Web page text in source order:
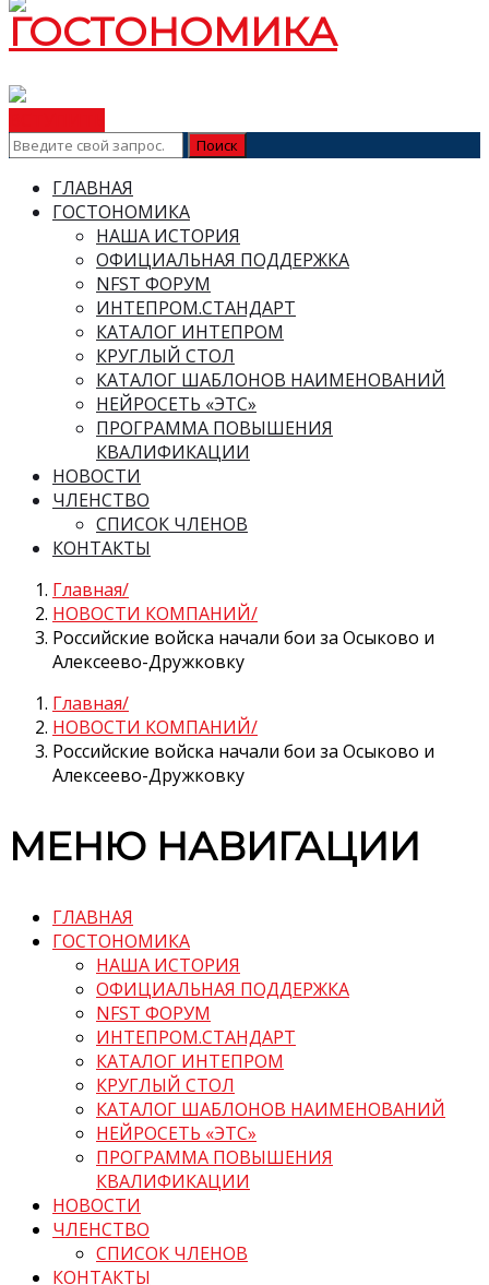
ГЛАВНАЯ
ГОСТОНОМИКА
НАША ИСТОРИЯ
ОФИЦИАЛЬНАЯ ПОДДЕРЖКА
NFST ФОРУМ
ИНТЕПРОМ.СТАНДАРТ
КАТАЛОГ ИНТЕПРОМ
КРУГЛЫЙ СТОЛ
КАТАЛОГ ШАБЛОНОВ НАИМЕНОВАНИЙ
НЕЙРОСЕТЬ «ЭТС»
ПРОГРАММА ПОВЫШЕНИЯ
КВАЛИФИКАЦИИ
НОВОСТИ
ЧЛЕНСТВО
СПИСОК ЧЛЕНОВ
КОНТАКТЫ
Главная
НОВОСТИ КОМПАНИЙ
Российские войска начали бои за Осыково и
Алексеево-Дружковку
Главная
НОВОСТИ КОМПАНИЙ
Российские войска начали бои за Осыково и
Алексеево-Дружковку
МЕНЮ НАВИГАЦИИ
ГЛАВНАЯ
ГОСТОНОМИКА
НАША ИСТОРИЯ
ОФИЦИАЛЬНАЯ ПОДДЕРЖКА
NFST ФОРУМ
ИНТЕПРОМ.СТАНДАРТ
КАТАЛОГ ИНТЕПРОМ
КРУГЛЫЙ СТОЛ
КАТАЛОГ ШАБЛОНОВ НАИМЕНОВАНИЙ
НЕЙРОСЕТЬ «ЭТС»
ПРОГРАММА ПОВЫШЕНИЯ
КВАЛИФИКАЦИИ
НОВОСТИ
ЧЛЕНСТВО
СПИСОК ЧЛЕНОВ
КОНТАКТЫ